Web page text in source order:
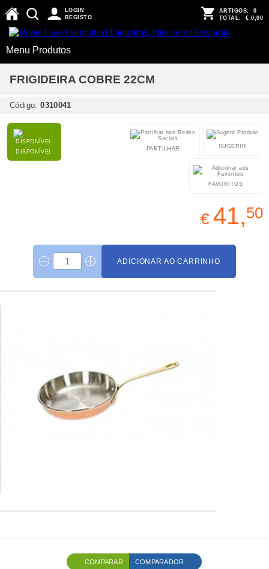
LOGIN
REGISTO
ARTIGOS: 0
TOTAL: € 0,00
Menu Produtos
FRIGIDEIRA COBRE 22CM
Código:0310041
DISPONÍVEL
SUGERIR
PARTILHAR
FAVORITOS
€ 41,50
ADICIONAR AO CARRINHO
COMPARAR COMPARADOR